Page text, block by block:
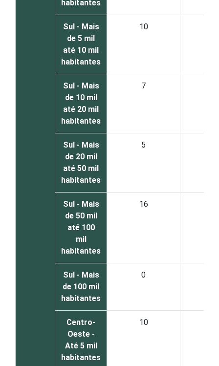
habitantes
Sul - Mais
de 5 mil
até 10 mil
habitantes
10
Sul - Mais
de 10 mil
até 20 mil
habitantes
7
Sul - Mais
de 20 mil
até 50 mil
habitantes
5
Sul - Mais
de 50 mil
até 100
mil
habitantes
16
Sul - Mais
de 100 mil
habitantes
0
Centro-
Oeste -
Até 5 mil
habitantes
10